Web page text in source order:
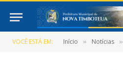
VOCÊ ESTÁ EM: Início » Notícias »